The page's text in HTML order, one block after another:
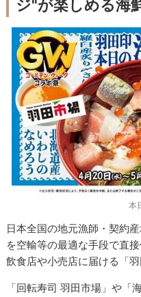
ジ"が楽しめる海
本
日本全国の地元漁師・契約
を空輸等の最適な手段で直
飲食店や小売店に届ける「羽
「回転寿司 羽田市場」や「